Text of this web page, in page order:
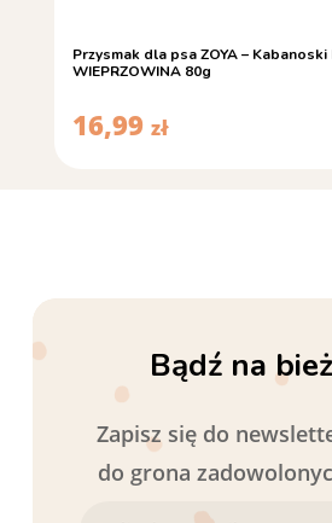
Przysmak dla psa ZOYA – Kabanoski
WIEPRZOWINA 80g
16,99 zł
Bądź na
Zapisz się do
do grona